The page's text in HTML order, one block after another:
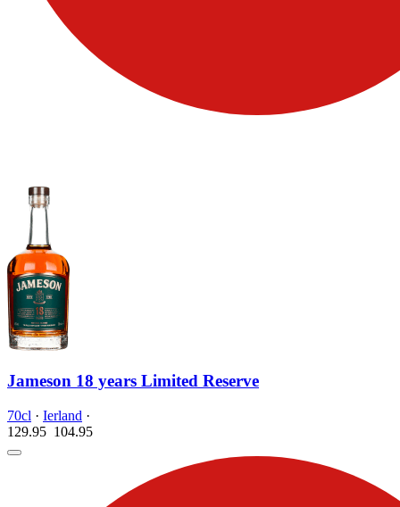
Jameson 18 years Limited Reserve
70cl · Ierland ·
129.95 104.95